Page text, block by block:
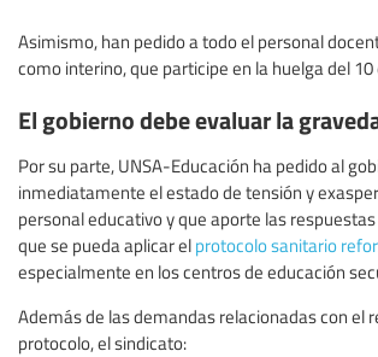
Asimismo, han pedido a todo el personal
como interino, que participe en la huelga del
El gobierno debe evaluar la
Por su parte, UNSA-Educación ha pedido al
inmediatamente el estado de tensión y
personal educativo y que aporte las
que se pueda aplicar el protocolo sanitario
especialmente en los centros de educación
Además de las demandas relacionadas con el
protocolo, el sindicato: